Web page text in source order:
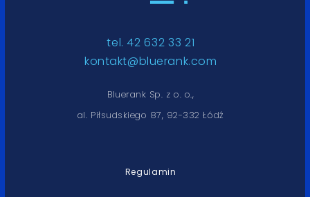
tel. 42 632 33 21
kontakt@bluerank.com
Bluerank Sp. z o. o.,
al. Piłsudskiego 87, 92-332 Łódź
Regulamin